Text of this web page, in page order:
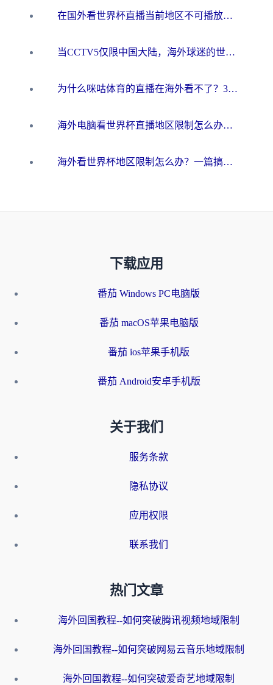
在国外看世界杯直播当前地区不可播放？海外党必看的回国加速全攻略
当CCTV5仅限中国大陆，海外球迷的世界杯狂欢如何继续？
为什么咪咕体育的直播在海外看不了？3步解决海外看世界杯+抖音地区限制难题
海外电脑看世界杯直播地区限制怎么办？你需要一个聪明的加速器
海外看世界杯地区限制怎么办？一篇搞定咪咕视频播放+国内资源无缝访问指南
下载应用
番茄 Windows PC电脑版
番茄 macOS苹果电脑版
番茄 ios苹果手机版
番茄 Android安卓手机版
关于我们
服务条款
隐私协议
应用权限
联系我们
热门文章
海外回国教程--如何突破腾讯视频地域限制
海外回国教程--如何突破网易云音乐地域限制
海外回国教程--如何突破爱奇艺地域限制